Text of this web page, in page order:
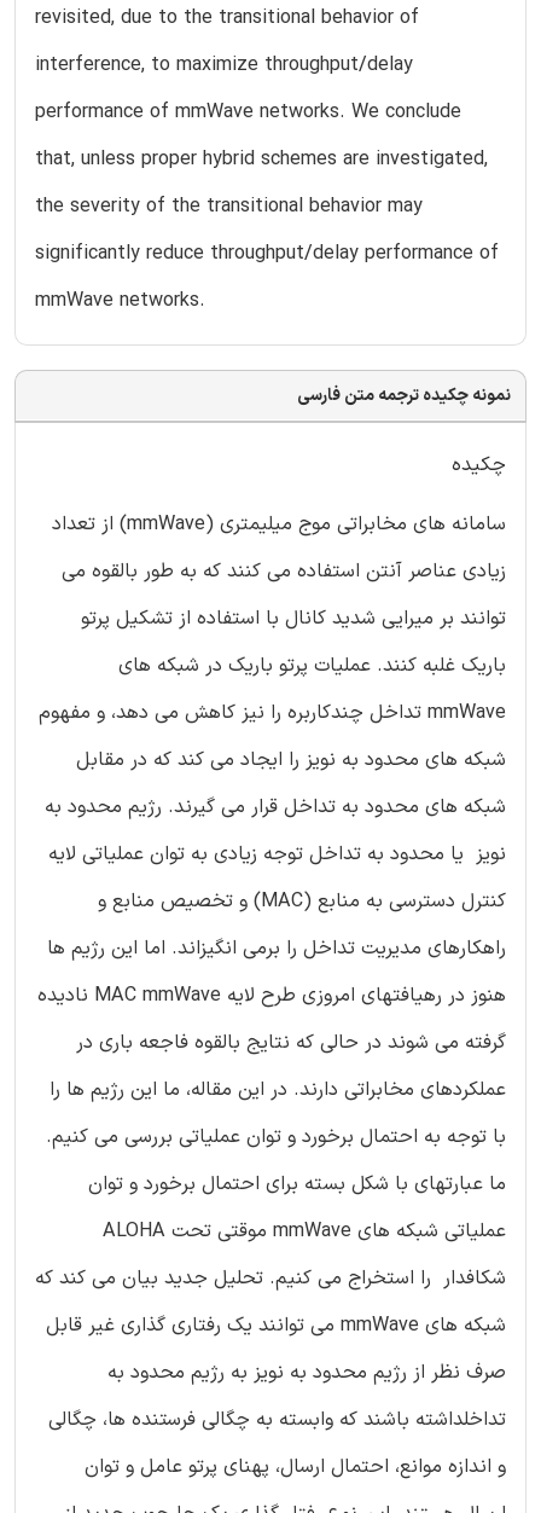
revisited, due to the transitional behavior of
interference, to maximize throughput/delay
performance of mmWave networks. We conclude
that, unless proper hybrid schemes are investigated,
the severity of the transitional behavior may
significantly reduce throughput/delay performance of
mmWave networks.
نمونه چکیده ترجمه متن فارسی
چکیده
سامانه های مخابراتی موج میلیمتری (mmWave) از تعداد
زیادی عناصر آنتن استفاده می کنند که به طور بالقوه می
توانند بر میرایی شدید کانال با استفاده از تشکیل پرتو
باریک غلبه کنند. عملیات پرتو باریک در شبکه های
mmWave تداخل چندکاربره را نیز کاهش می دهد، و مفهوم
شبکه های محدود به نویز را ایجاد می کند که در مقابل
شبکه های محدود به تداخل قرار می گیرند. رژیم محدود به
نویز یا محدود به تداخل توجه زیادی به توان عملیاتی لایه
کنترل دسترسی به منابع (MAC) و تخصیص منابع و
راهکارهای مدیریت تداخل را برمی انگیزاند. اما این رژیم ها
هنوز در رهیافتهای امروزی طرح لایه MAC mmWave نادیده
گرفته می شوند در حالی که نتایج بالقوه فاجعه باری در
عملکردهای مخابراتی دارند. در این مقاله، ما این رژیم ها را
با توجه به احتمال برخورد و توان عملیاتی بررسی می کنیم.
ما عبارتهای با شکل بسته برای احتمال برخورد و توان
عملیاتی شبکه های mmWave موقتی تحت ALOHA
شکافدار را استخراج می کنیم. تحلیل جدید بیان می کند که
شبکه های mmWave می توانند یک رفتاری گذاری غیر قابل
صرف نظر از رژیم محدود به نویز به رژیم محدود به
تداخلداشته باشند که وابسته به چگالی فرستنده ها، چگالی
و اندازه موانع، احتمال ارسال، پهنای پرتو عامل و توان